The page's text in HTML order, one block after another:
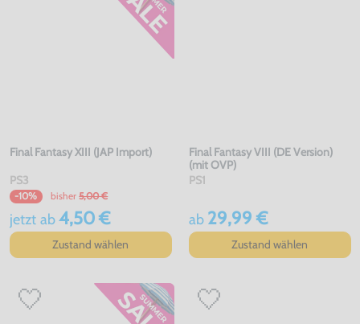
Final Fantasy XIII (JAP Import)
PS3
-10% bisher 5,00 €
jetzt ab4,50 €
Zustand wählen
Final Fantasy VIII (DE Version)
(mit OVP)
PS1
ab 29,99 €
Zustand wählen